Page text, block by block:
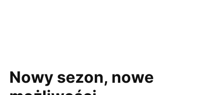
Nowy sezon, nowe